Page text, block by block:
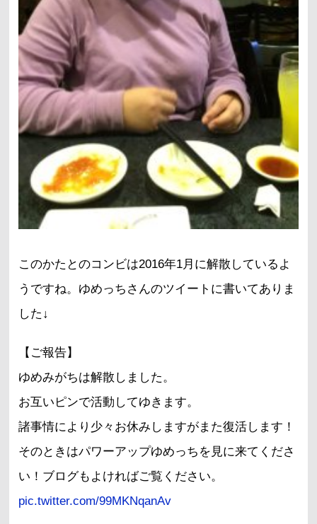
このかたとのコンビは2016年1月に解散しているよ
うですね。ゆめっちさんのツイートに書いてありま
した↓
【ご報告】
ゆめみがちは解散しました。
お互いピンで活動してゆきます。
諸事情により少々お休みしますがまた復活します！
そのときはパワーアップゆめっちを見に来てくださ
い！ブログもよければご覧ください。
pic.twitter.com/99MKNqanAv